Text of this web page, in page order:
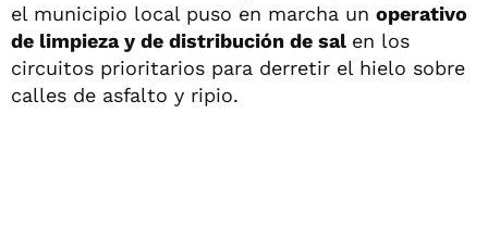
el municipio local puso en marcha un operativo
de limpieza y de distribución de sal en los
circuitos prioritarios para derretir el hielo sobre
calles de asfalto y ripio.